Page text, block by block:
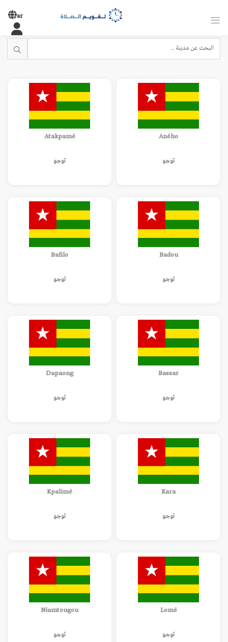
ar
Aného
توجو
Atakpamé
توجو
Badou
توجو
Bafilo
توجو
Bassar
توجو
Dapaong
توجو
Kara
توجو
Kpalimé
توجو
Lomé
توجو
Niamtougou
توجو